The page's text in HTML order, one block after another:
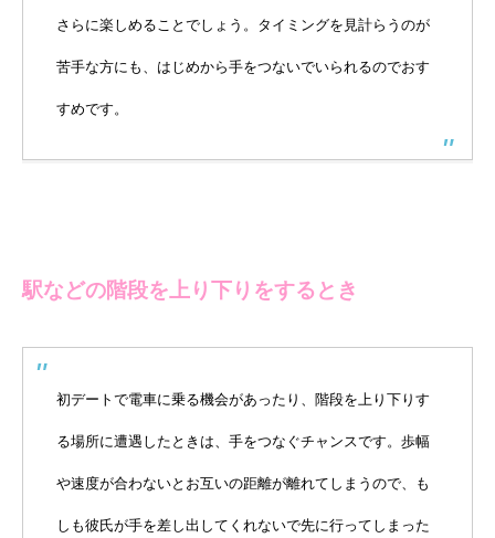
さらに楽しめることでしょう。タイミングを見計らうのが
苦手な方にも、はじめから手をつないでいられるのでおす
すめです。
駅などの階段を上り下りをするとき
初デートで電車に乗る機会があったり、階段を上り下りす
る場所に遭遇したときは、手をつなぐチャンスです。歩幅
や速度が合わないとお互いの距離が離れてしまうので、も
しも彼氏が手を差し出してくれないで先に行ってしまった